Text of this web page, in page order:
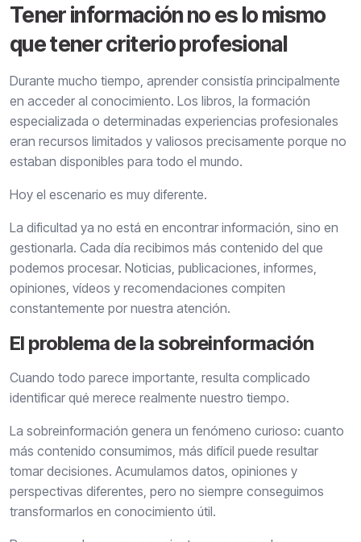
Tener información no es lo mismo
que tener criterio profesional
Durante mucho tiempo, aprender consistía principalmente
en acceder al conocimiento. Los libros, la formación
especializada o determinadas experiencias profesionales
eran recursos limitados y valiosos precisamente porque no
estaban disponibles para todo el mundo.
Hoy el escenario es muy diferente.
La dificultad ya no está en encontrar información, sino en
gestionarla. Cada día recibimos más contenido del que
podemos procesar. Noticias, publicaciones, informes,
opiniones, vídeos y recomendaciones compiten
constantemente por nuestra atención.
El problema de la sobreinformación
Cuando todo parece importante, resulta complicado
identificar qué merece realmente nuestro tiempo.
La sobreinformación genera un fenómeno curioso: cuanto
más contenido consumimos, más difícil puede resultar
tomar decisiones. Acumulamos datos, opiniones y
perspectivas diferentes, pero no siempre conseguimos
transformarlos en conocimiento útil.